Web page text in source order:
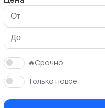
Аксессуары
Чехлы
🔥Срочно
Только новое